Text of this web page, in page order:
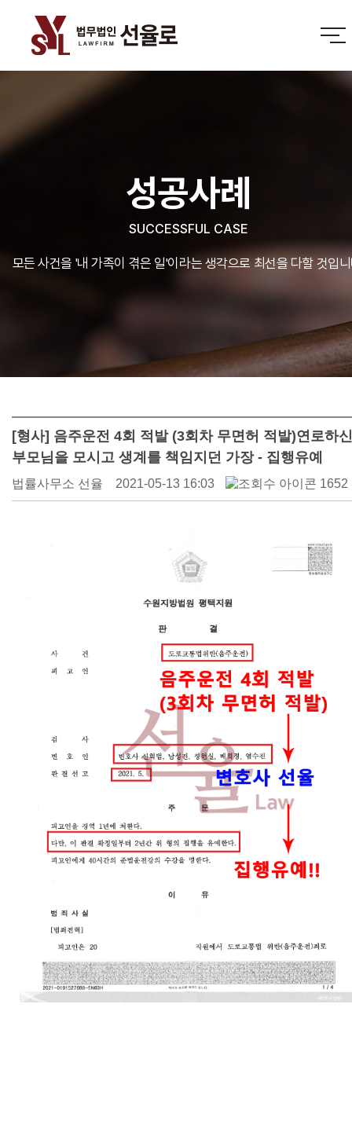
성공사례
SUCCESSFUL CASE
모든 사건을 '내 가족이 겪은 일'이라는 생각으로 최선을 다할 것입
[형사] 음주운전 4회 적발 (3회차 무면허 적발)연로하신
부모님을 모시고 생계를 책임지던 가장 - 집행유예
법률사무소 선율 2021-05-13 16:03 1652